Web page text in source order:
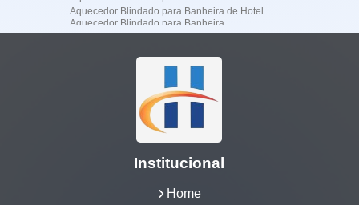
Aquecedor Blindado para Banheira de Hotel
Aquecedor Blindado para Banheira
Profissional
Residencial de Luxo
Aquecedor Blindado para SPA
Aquecedor de Água para Jacuzzi
Aquecedor de Jacuzzi
Aquecedor Digital para Banheira de
Hidromassagem
Aquecedor Elétrico para Banheira
Institucional
Home